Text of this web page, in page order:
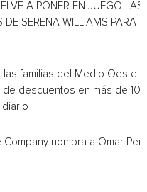
A PONER EN JUEGO LAS
DE SERENA WILLIAMS PARA
familias del Medio Oeste
de descuentos en más de
nombra a Omar